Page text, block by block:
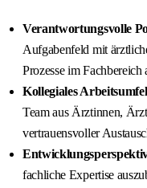
Verantwortungsvolle
Aufgabenfeld mit
Prozesse im
Kollegiales
Team aus Ärztinnen,
vertrauensvoller
fachliche Expertise